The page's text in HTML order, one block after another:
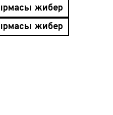
жиберүү
жиберүү